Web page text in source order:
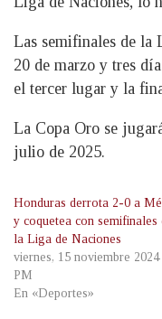
Las semifinales de la
20 de marzo y tres
el tercer lugar y la
La Copa Oro se
julio de 2025.
Honduras derrota 2-0 a
y coquetea con semifinales
la Liga de Naciones
viernes, 15 noviembre 2024
PM
En «Deportes»